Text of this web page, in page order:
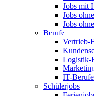
Jobs mit
Jobs
Jobs
Berufe
Vertrieb-
Logistik-
IT-Berufe
Schülerjobs